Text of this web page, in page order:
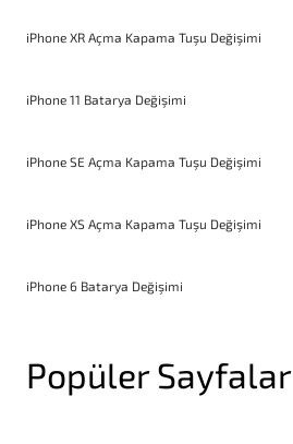
iPhone XR Açma Kapama Tuşu Değişimi
iPhone 11 Batarya Değişimi
iPhone SE Açma Kapama Tuşu Değişimi
iPhone XS Açma Kapama Tuşu Değişimi
iPhone 6 Batarya Değişimi
Popüler Sayfalar